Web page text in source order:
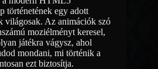
történetének egy adott
világosak. Az animációk szó
moziélményt keresel,
játékra vágysz, ahol
mondani, mi történik a
ezt biztosítja.